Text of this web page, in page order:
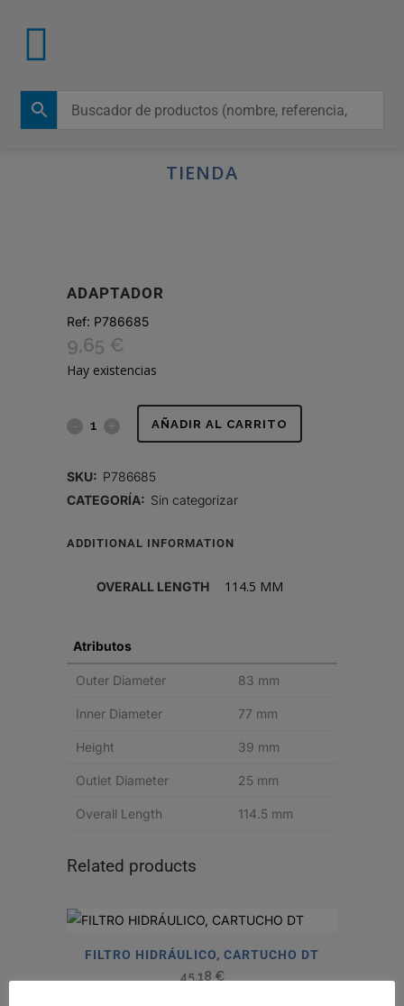
TIENDA
ADAPTADOR
Ref: P786685
9,65 €
Hay existencias
ADAPTADOR AÑADIR AL CARRITO
SKU: P786685
CATEGORÍA: Sin categorizar
ADDITIONAL INFORMATION
OVERALL LENGTH 114.5 MM
Atributos
Outer Diameter 83 mm
Inner Diameter 77 mm
Height 39 mm
Outlet Diameter 25 mm
Overall Length 114.5 mm
Related products
FILTRO HIDRÁULICO, CARTUCHO DT
45,18 €